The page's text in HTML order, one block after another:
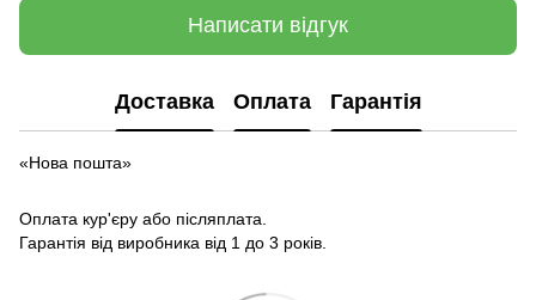
Написати відгук
Доставка Оплата Гарантія
«Нова пошта»
Оплата кур'єру або післяплата.
Гарантія від виробника від 1 до 3 років.